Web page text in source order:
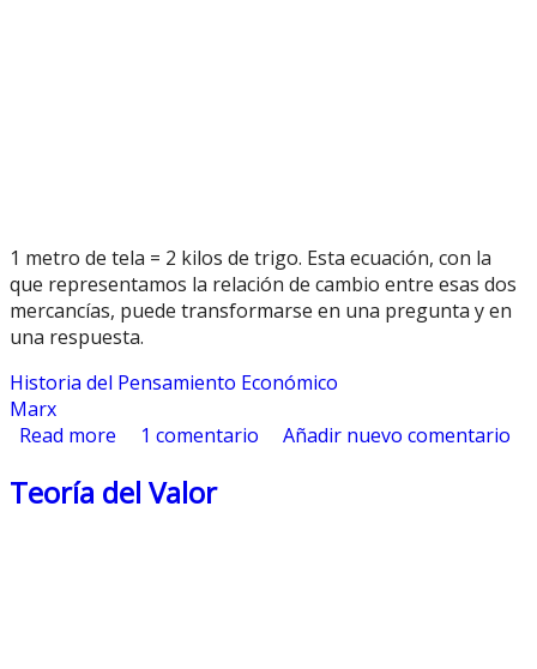
1 metro de tela = 2 kilos de trigo. Esta ecuación, con la
que representamos la relación de cambio entre esas dos
mercancías, puede transformarse en una pregunta y en
una respuesta.
Historia del Pensamiento Económico
Marx
Read more about Forma simple o individual del Valor
1 comentario Añadir nuevo comentario
Teoría del Valor